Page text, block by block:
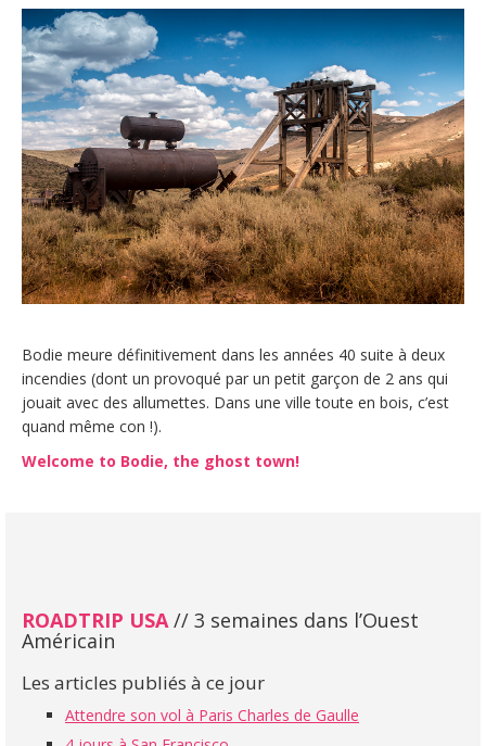
Bodie meure définitivement dans les années 40 suite à deux
incendies (dont un provoqué par un petit garçon de 2 ans qui
jouait avec des allumettes. Dans une ville toute en bois, c’est
quand même con !).
Welcome to Bodie, the ghost town!
ROADTRIP USA// 3 semaines dans l’Ouest
Américain
Les articles publiés à ce jour
Attendre son vol à Paris Charles de Gaulle